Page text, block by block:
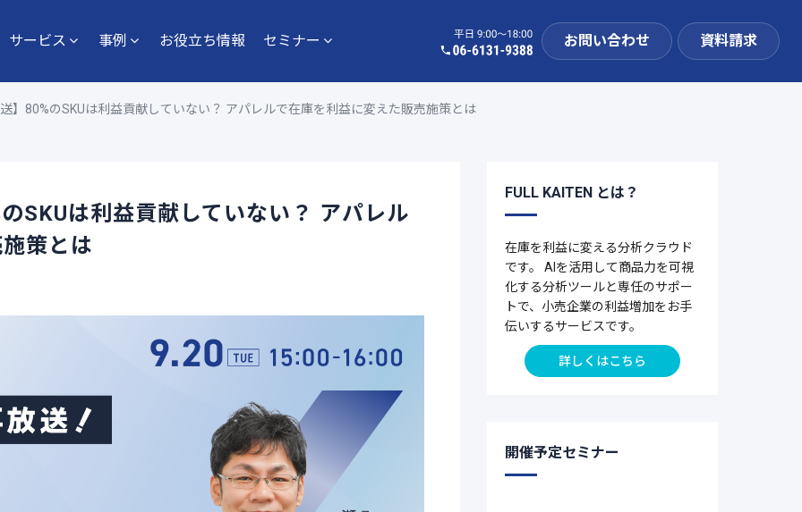
サービス 事例 お役立ち情報 セミナー お問い合わせ 資料請求
】80%のSKUは利益貢献していない？ アパレルで在庫を利益に変えた販売施策とは
SKUは利益貢献していない？ アパレル
策とは
FULL KAITEN とは？
在庫を利益に変える分析クラウド
です。 AIを活用して商品力を可視
化する分析ツールと専任のサポー
トで、小売企業の利益増加をお手
伝いするサービスです。
詳しくはこちら
開催予定セミナー